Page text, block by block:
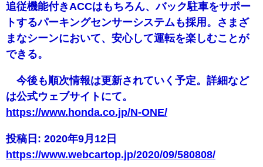
追従機能付きACCはもちろん、バック駐車をサポー
トするパーキングセンサーシステムも採用。さまざ
まなシーンにおいて、安心して運転を楽しむことが
できる。
今後も順次情報は更新されていく予定。詳細など
は公式ウェブサイトにて。
https://www.honda.co.jp/N-ONE/
投稿日: 2020年9月12日
https://www.webcartop.jp/2020/09/580808/